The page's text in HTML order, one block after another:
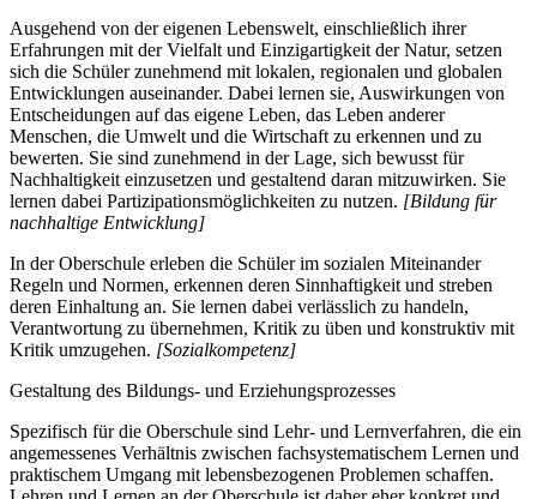
Ausgehend von der eigenen Lebenswelt, einschließlich ihrer
Erfahrungen mit der Vielfalt und Einzigartigkeit der Natur, setzen
sich die Schüler zunehmend mit lokalen, regionalen und globalen
Entwicklungen auseinander. Dabei lernen sie, Auswirkungen von
Entscheidungen auf das eigene Leben, das Leben anderer
Menschen, die Umwelt und die Wirtschaft zu erkennen und zu
bewerten. Sie sind zunehmend in der Lage, sich bewusst für
Nachhaltigkeit einzusetzen und gestaltend daran mitzuwirken. Sie
lernen dabei Partizipationsmöglichkeiten zu nutzen. [Bildung für
nachhaltige Entwicklung]
In der Oberschule erleben die Schüler im sozialen Miteinander
Regeln und Normen, erkennen deren Sinnhaftigkeit und streben
deren Einhaltung an. Sie lernen dabei verlässlich zu handeln,
Verantwortung zu übernehmen, Kritik zu üben und konstruktiv mit
Kritik umzugehen. [Sozialkompetenz]
Gestaltung des Bildungs- und Erziehungsprozesses
Spezifisch für die Oberschule sind Lehr- und Lernverfahren, die ein
angemessenes Verhältnis zwischen fachsystematischem Lernen und
praktischem Umgang mit lebensbezogenen Problemen schaffen.